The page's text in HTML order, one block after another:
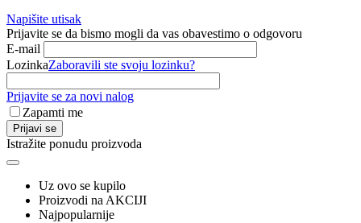
Napišite utisak
Prijavite se da bismo mogli da vas obavestimo o odgovoru
E-mail
LozinkaZaboravili ste svoju lozinku?
Prijavite se za novi nalog
Zapamti me
Prijavi se
Istražite ponudu proizvoda
Uz ovo se kupilo
Proizvodi na AKCIJI
Najpopularnije